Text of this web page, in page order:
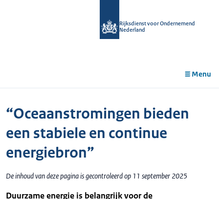
Rijksdienst voor Ondernemend
Nederland
Menu
“Oceaanstromingen bieden
een stabiele en continue
energiebron”
De inhoud van deze pagina is gecontroleerd op 11 september 2025
Duurzame energie is belangrijk voor de